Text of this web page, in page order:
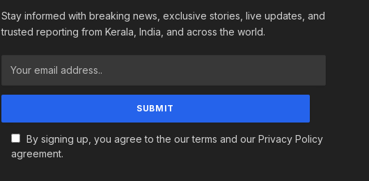
Stay informed with breaking news, exclusive stories, live updates, and
trusted reporting from Kerala, India, and across the world.
By signing up, you agree to the our terms and our Privacy Policy
agreement.